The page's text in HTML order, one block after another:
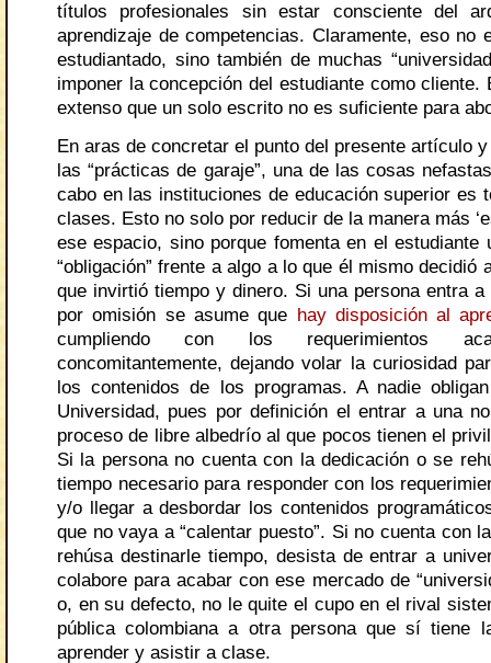
títulos profesionales sin estar consciente del
aprendizaje de competencias. Claramente, eso no
estudiantado, sino también de muchas
imponer la concepción del estudiante como cliente.
extenso que un solo escrito no es suficiente para
En aras de concretar el punto del presente artículo
las “prácticas de garaje”, una de las cosas
cabo en las instituciones de educación superior es
clases. Esto no solo por reducir de la manera más
ese espacio, sino porque fomenta en el estudiante
“obligación” frente a algo a lo que él mismo decidió
que invirtió tiempo y dinero. Si una persona entra a
por omisión se asume que hay disposición al
cumpliendo con los requerimientos
concomitantemente, dejando volar la curiosidad
los contenidos de los programas. A nadie
Universidad, pues por definición el entrar a una
proceso de libre albedrío al que pocos tienen el
Si la persona no cuenta con la dedicación o se
tiempo necesario para responder con los
y/o llegar a desbordar los contenidos
que no vaya a “calentar puesto”. Si no cuenta con
rehúsa destinarle tiempo, desista de entrar a
colabore para acabar con ese mercado de
o, en su defecto, no le quite el cupo en el rival
pública colombiana a otra persona que sí tiene
aprender y asistir a clase.